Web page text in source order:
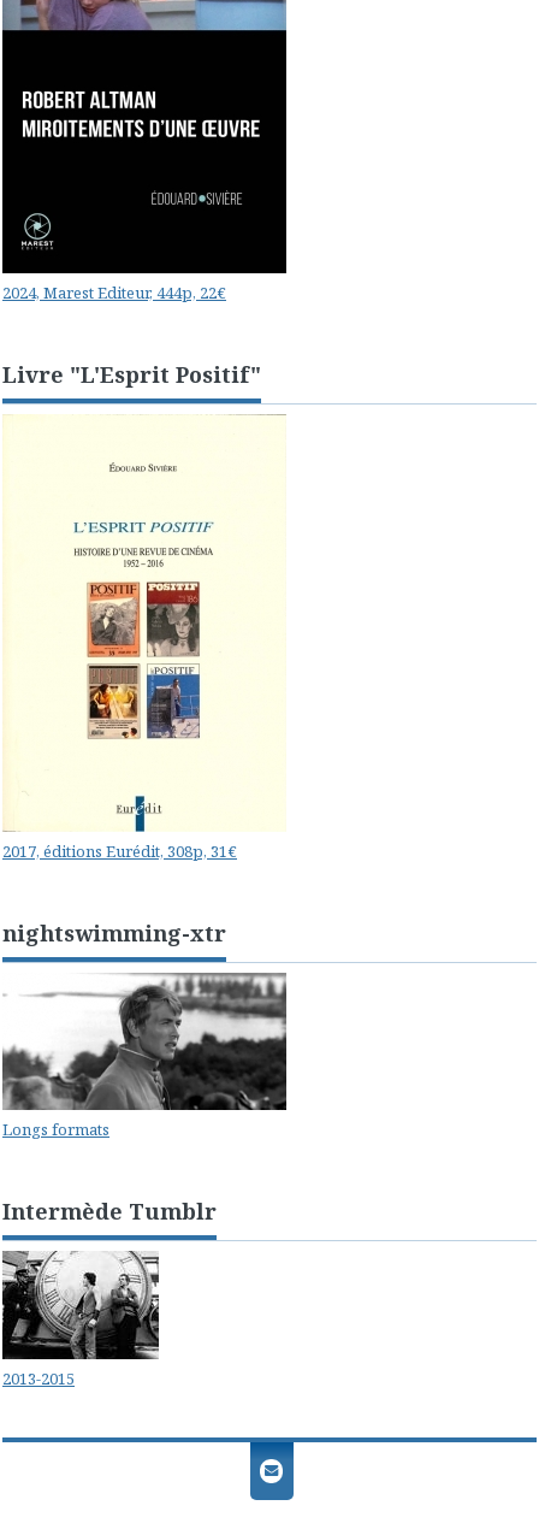
2024, Marest Editeur, 444p, 22€
Livre "L'Esprit Positif"
2017, éditions Eurédit, 308p, 31€
nightswimming-xtr
Longs formats
Intermède Tumblr
2013-2015